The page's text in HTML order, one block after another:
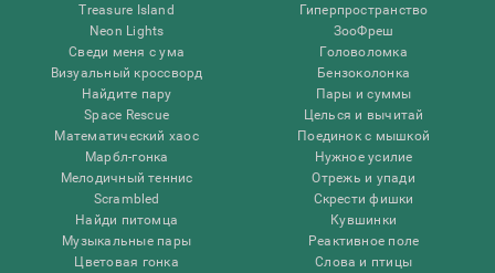
Treasure Island
Neon Lights
Сведи меня с ума
Визуальный кроссворд
Найдите пару
Space Rescue
Математический хаос
Марбл-гонка
Мелодичный теннис
Scrambled
Найди питомца
Музыкальные пары
Цветовая гонка
Гиперпространство
ЗооФреш
Головоломка
Бензоколонка
Пары и суммы
Целься и вычитай
Поединок с мышкой
Нужное усилие
Отрежь и упади
Скрести фишки
Кувшинки
Реактивное поле
Слова и птицы